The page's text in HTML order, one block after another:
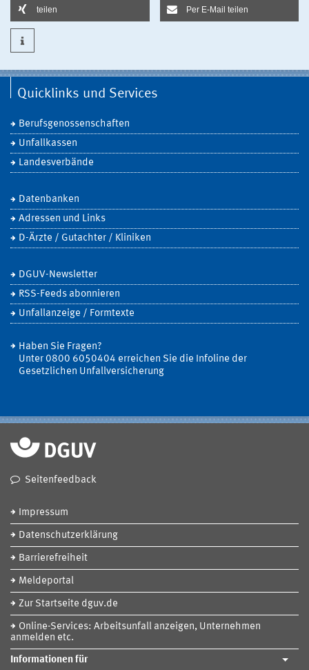
teilen Per E-Mail teilen
Quicklinks und Services
Berufsgenossenschaften
Unfallkassen
Landesverbände
Datenbanken
Adressen und Links
D-Ärzte / Gutachter / Kliniken
DGUV-Newsletter
RSS-Feeds abonnieren
Unfallanzeige / Formtexte
Haben Sie Fragen?
Unter 0800 6050404 erreichen Sie die Infoline der
Gesetzlichen Unfallversicherung
Seitenfeedback
Impressum
Datenschutzerklärung
Barrierefreiheit
Meldeportal
Zur Startseite dguv.de
Online-Services: Arbeitsunfall anzeigen, Unternehmen
anmelden etc.
Informationen für